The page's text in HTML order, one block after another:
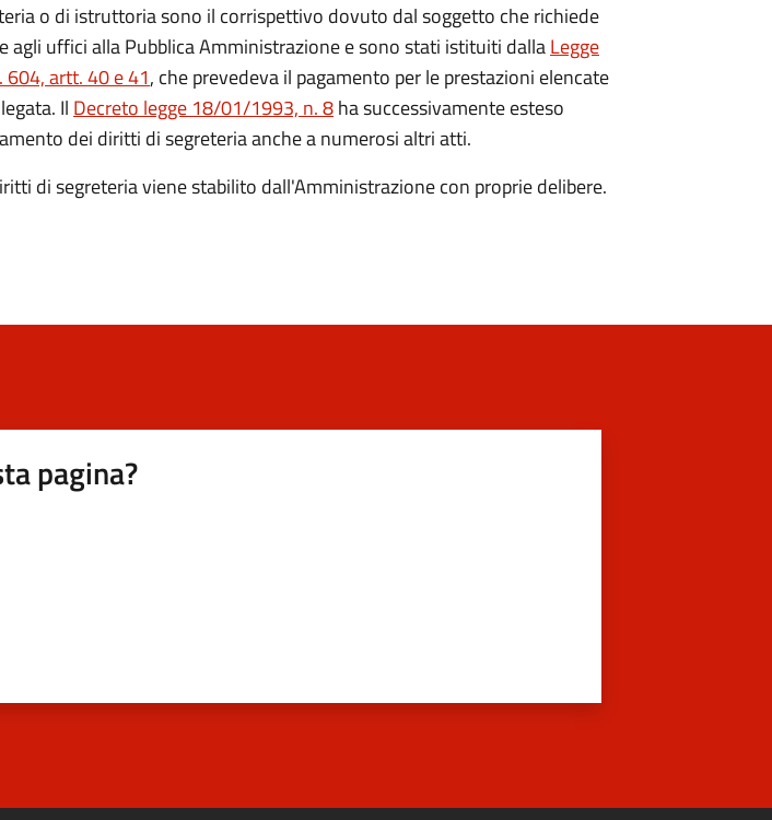
o di istruttoria sono il corrispettivo dovuto dal soggetto che richiede
agli uffici alla Pubblica Amministrazione e sono stati istituiti dallaLegge
artt. 40 e 41, che prevedeva il pagamento per le prestazioni elencate
Il Decreto legge 18/01/1993, n. 8ha successivamente esteso
dei diritti di segreteria anche a numerosi altri atti.
di segreteria viene stabilito dall'Amministrazione con proprie delibere.
pagina?